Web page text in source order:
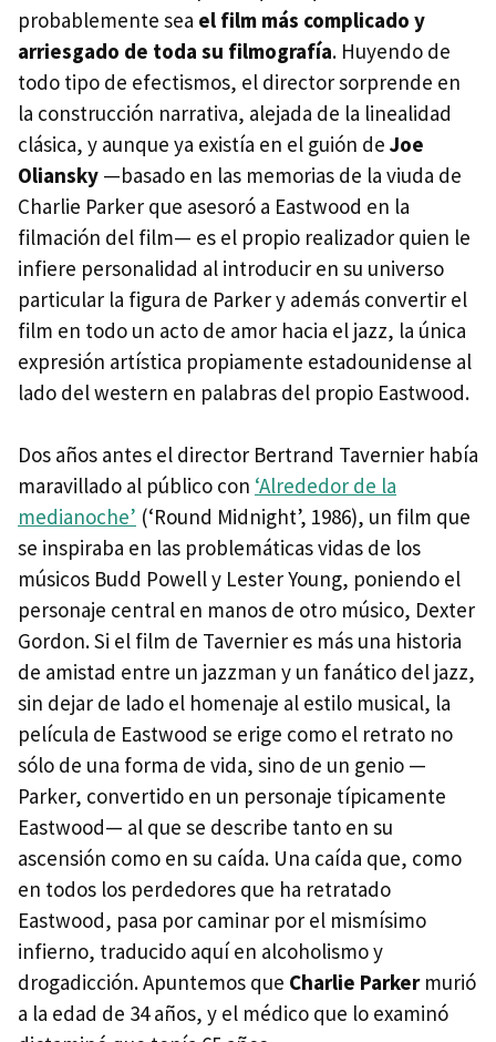
probablemente sea el film más complicado y
arriesgado de toda su filmografía. Huyendo de
todo tipo de efectismos, el director sorprende en
la construcción narrativa, alejada de la linealidad
clásica, y aunque ya existía en el guión de Joe
Oliansky —basado en las memorias de la viuda de
Charlie Parker que asesoró a Eastwood en la
filmación del film— es el propio realizador quien le
infiere personalidad al introducir en su universo
particular la figura de Parker y además convertir el
film en todo un acto de amor hacia el jazz, la única
expresión artística propiamente estadounidense al
lado del western en palabras del propio Eastwood.
Dos años antes el director Bertrand Tavernier había
maravillado al público con ‘Alrededor de la
medianoche’ (‘Round Midnight’, 1986), un film que
se inspiraba en las problemáticas vidas de los
músicos Budd Powell y Lester Young, poniendo el
personaje central en manos de otro músico, Dexter
Gordon. Si el film de Tavernier es más una historia
de amistad entre un jazzman y un fanático del jazz,
sin dejar de lado el homenaje al estilo musical, la
película de Eastwood se erige como el retrato no
sólo de una forma de vida, sino de un genio —
Parker, convertido en un personaje típicamente
Eastwood— al que se describe tanto en su
ascensión como en su caída. Una caída que, como
en todos los perdedores que ha retratado
Eastwood, pasa por caminar por el mismísimo
infierno, traducido aquí en alcoholismo y
drogadicción. Apuntemos que Charlie Parkermurió
a la edad de 34 años, y el médico que lo examinó